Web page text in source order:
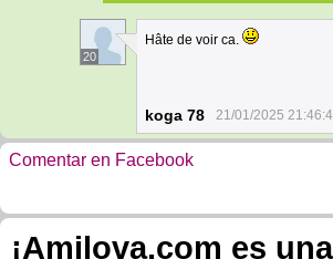
20
Hâte de voir ca.
koga 78 21/01/2025
Comentar en Facebook
¡Amilova.com es